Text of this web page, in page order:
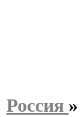
Россия »